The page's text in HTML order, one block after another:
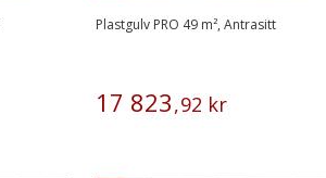
Plastgulv PRO 49 m², Antrasitt
17 823,92 kr